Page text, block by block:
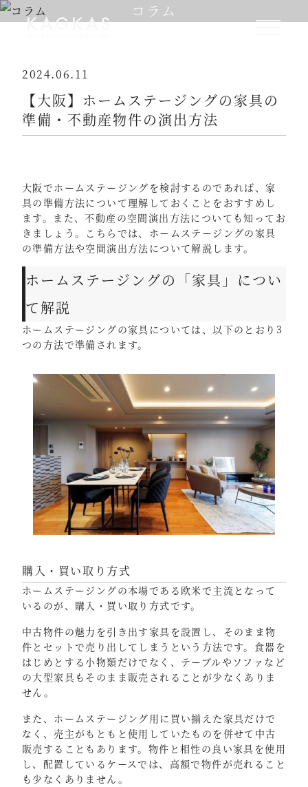
コラム
2024.06.11
【大阪】ホームステージングの家具の
準備・不動産物件の演出方法
大阪でホームステージングを検討するのであれば、家
具の準備方法について理解しておくことをおすすめし
ます。また、不動産の空間演出方法についても知ってお
きましょう。こちらでは、ホームステージングの家具
の準備方法や空間演出方法について解説します。
ホームステージングの「家具」につい
て解説
ホームステージングの家具については、以下のとおり3
つの方法で準備されます。
購入・買い取り方式
ホームステージングの本場である欧米で主流となって
いるのが、購入・買い取り方式です。
中古物件の魅力を引き出す家具を設置し、そのまま物
件とセットで売り出してしまうという方法です。食器を
はじめとする小物類だけでなく、テーブルやソファなど
の大型家具もそのまま販売されることが少なくありま
せん。
また、ホームステージング用に買い揃えた家具だけで
なく、売主がもともと使用していたものを併せて中古
販売することもあります。物件と相性の良い家具を使用
し、配置しているケースでは、高額で物件が売れること
も少なくありません。